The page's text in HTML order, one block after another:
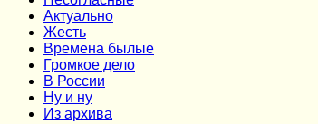
Актуально
Жесть
Времена былые
Громкое дело
В России
Ну и ну
Из архива